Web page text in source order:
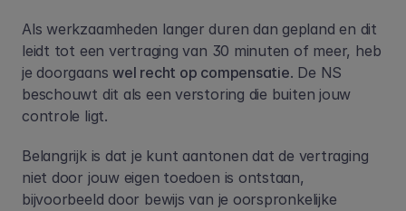
Als werkzaamheden langer duren dan gepland en dit
leidt tot een vertraging van 30 minuten of meer, heb
je doorgaans wel recht op compensatie. De NS
beschouwt dit als een verstoring die buiten jouw
controle ligt.
Belangrijk is dat je kunt aantonen dat de vertraging
niet door jouw eigen toedoen is ontstaan,
bijvoorbeeld door bewijs van je oorspronkelijke